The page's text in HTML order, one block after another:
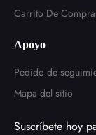
Carrito De
Apoyo
Pedido de
Mapa del sitio
Suscríbete hoy